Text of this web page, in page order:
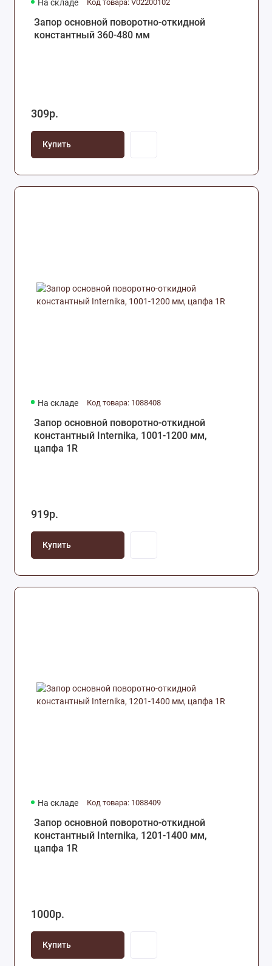
На складе Код товара: V02200102
Запор основной поворотно-откидной
константный 360-480 мм
309р.
Купить
На складе Код товара: 1088408
Запор основной поворотно-откидной
константный Internika, 1001-1200 мм,
цапфа 1R
919р.
Купить
На складе Код товара: 1088409
Запор основной поворотно-откидной
константный Internika, 1201-1400 мм,
цапфа 1R
1000р.
Купить